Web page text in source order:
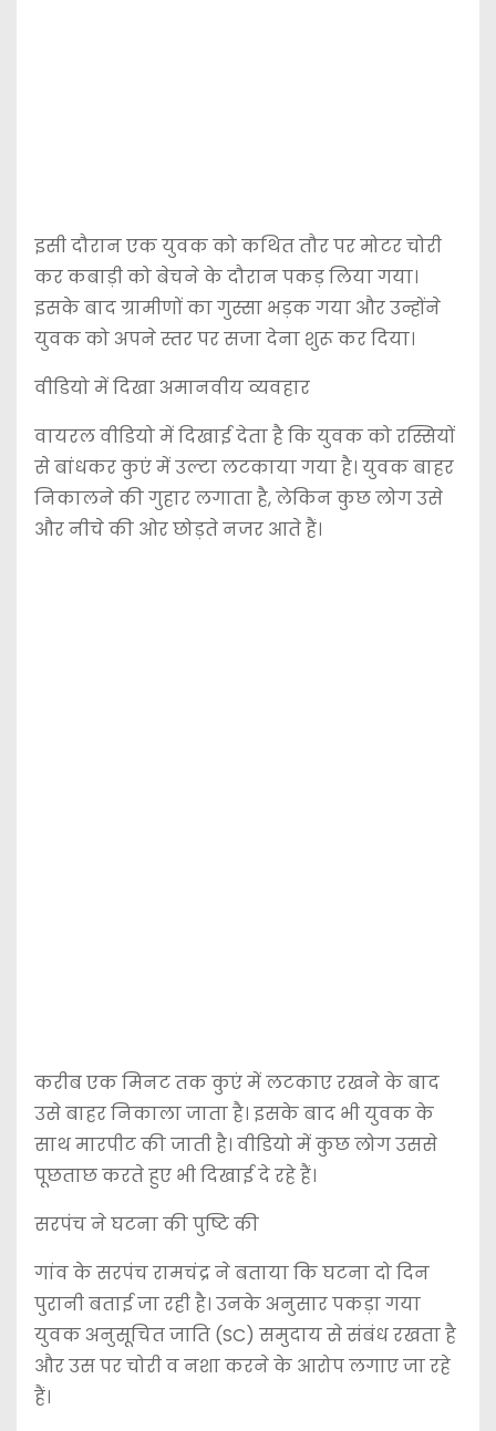
इसी दौरान एक युवक को कथित तौर पर मोटर चोरी
कर कबाड़ी को बेचने के दौरान पकड़ लिया गया।
इसके बाद ग्रामीणों का गुस्सा भड़क गया और उन्होंने
युवक को अपने स्तर पर सजा देना शुरू कर दिया।
वीडियो में दिखा अमानवीय व्यवहार
वायरल वीडियो में दिखाई देता है कि युवक को रस्सियों
से बांधकर कुएं में उल्टा लटकाया गया है। युवक बाहर
निकालने की गुहार लगाता है, लेकिन कुछ लोग उसे
और नीचे की ओर छोड़ते नजर आते हैं।
करीब एक मिनट तक कुएं में लटकाए रखने के बाद
उसे बाहर निकाला जाता है। इसके बाद भी युवक के
साथ मारपीट की जाती है। वीडियो में कुछ लोग उससे
पूछताछ करते हुए भी दिखाई दे रहे हैं।
सरपंच ने घटना की पुष्टि की
गांव के सरपंच रामचंद्र ने बताया कि घटना दो दिन
पुरानी बताई जा रही है। उनके अनुसार पकड़ा गया
युवक अनुसूचित जाति (SC) समुदाय से संबंध रखता है
और उस पर चोरी व नशा करने के आरोप लगाए जा रहे
हैं।